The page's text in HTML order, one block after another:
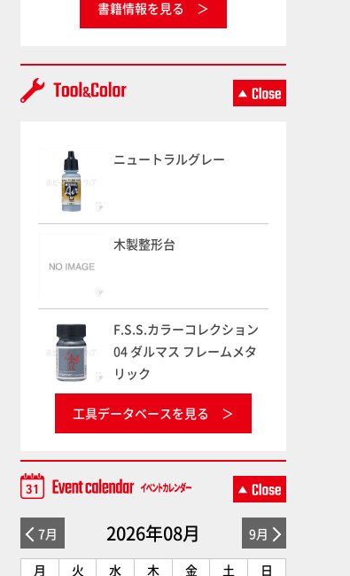
ス ‘80 年代“超時空”シリーズ
キャラクター・プラモデル・
アーカイブVol.002 マクロ
ス・オーガス・サザンクロ
ス ‘80 年代“超時空”シリーズ
プラモデル変遷史
2026/07/31
3,630円(税込)
月刊ホビージャパン2026年7
月号
2026/05/25
書籍情報を見る
ニュートラルグレー
木製整形台
F.S.S.カラーコレクション
04 ダルマス フレームメタ
リック
工具データベースを見る
7月 2026年08月 9月
月 火 水 木 金 土
日